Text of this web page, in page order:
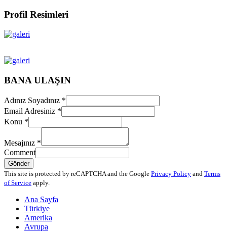
Profil Resimleri
BANA ULAŞIN
Adınız Soyadınız *
Email Adresiniz *
Konu *
Mesajınız *
Comment
Gönder
This site is protected by reCAPTCHA and the Google Privacy Policy and Terms
of Service apply.
Ana Sayfa
Türkiye
Amerika
Avrupa